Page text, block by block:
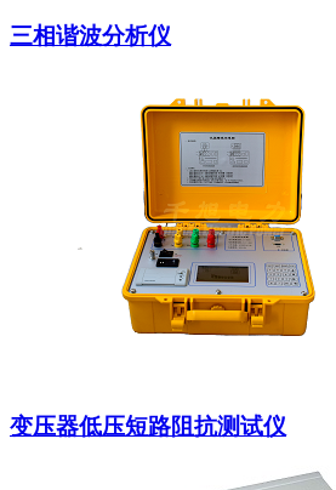
三相谐波分析仪
变压器低压短路阻抗测试仪